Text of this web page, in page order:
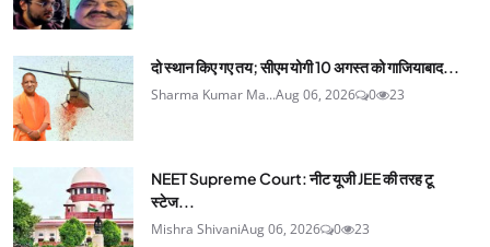
दो स्थान किए गए तय; सीएम योगी 10 अगस्त को गाजियाबाद...
Sharma Kumar Ma...Aug 06, 2026 0 23
NEET Supreme Court: नीट यूजी JEE की तरह टू
स्टेज...
Mishra ShivaniAug 06, 2026 0 23